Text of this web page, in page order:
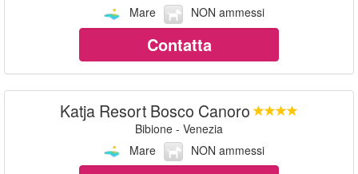
Mare
NON ammessi
Contatta
Katja Resort Bosco Canoro
Bibione - Venezia
Mare
NON ammessi